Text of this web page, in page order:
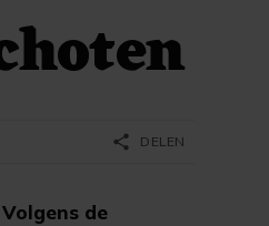
de
share DELEN